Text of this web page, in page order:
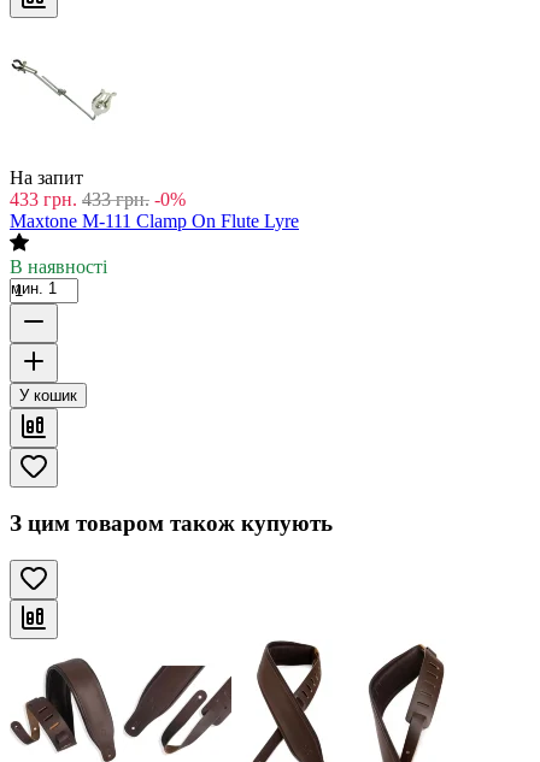
На запит
433 грн. 433 грн. -0%
Maxtone M-111 Clamp On Flute Lyre
В наявності
мин. 1
У кошик
З цим товаром також купують